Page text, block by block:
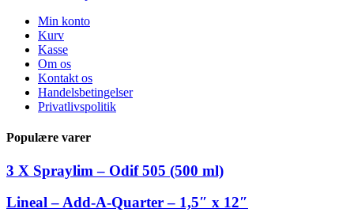
Min konto
Kurv
Kasse
Om os
Kontakt os
Handelsbetingelser
Privatlivspolitik
Populære varer
3 X Spraylim – Odif 505 (500 ml)
Lineal – Add-A-Quarter – 1,5″ x 12″